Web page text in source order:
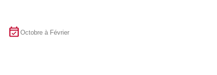
Octobre à Février